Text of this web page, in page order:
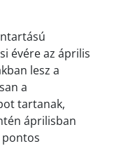
évére az április
lesz a
a
tartanak,
áprilisban
pontos